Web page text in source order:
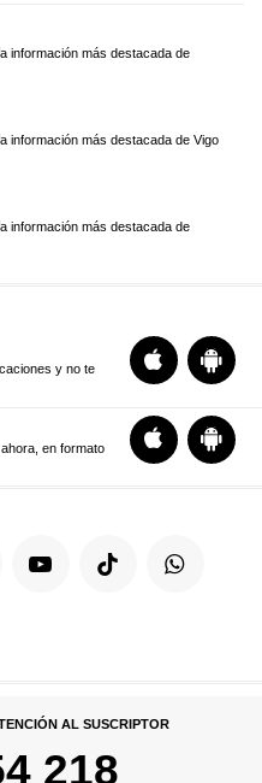
información más destacada de
información más destacada de Vigo
información más destacada de
y no te
en formato
AL SUSCRIPTOR
218